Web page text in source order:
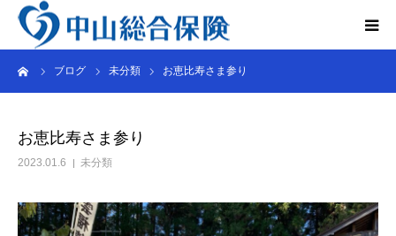
ブログ 未分類 お恵比寿さま参り
お恵比寿さま参り
2023.01.6 未分類
法人のお客さま
会社概要